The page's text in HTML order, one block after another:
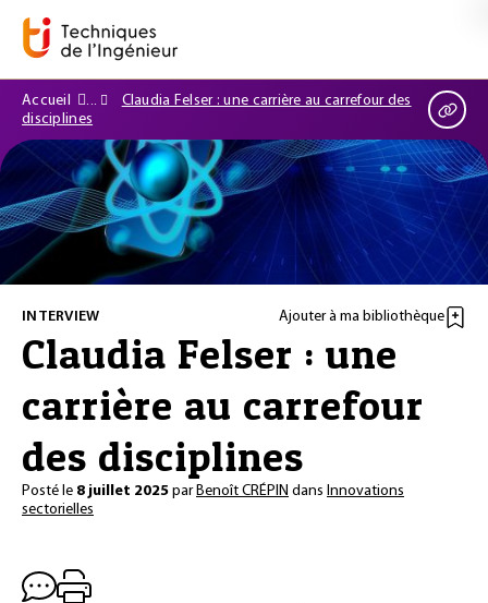
Accueil
Claudia Felser : une carrière au carrefour des
disciplines
INTERVIEW Ajouter à ma bibliothèque
Claudia Felser : une
carrière au carrefour
des disciplines
Posté le 8 juillet 2025 parBenoît CRÉPIN dans Innovations
sectorielles